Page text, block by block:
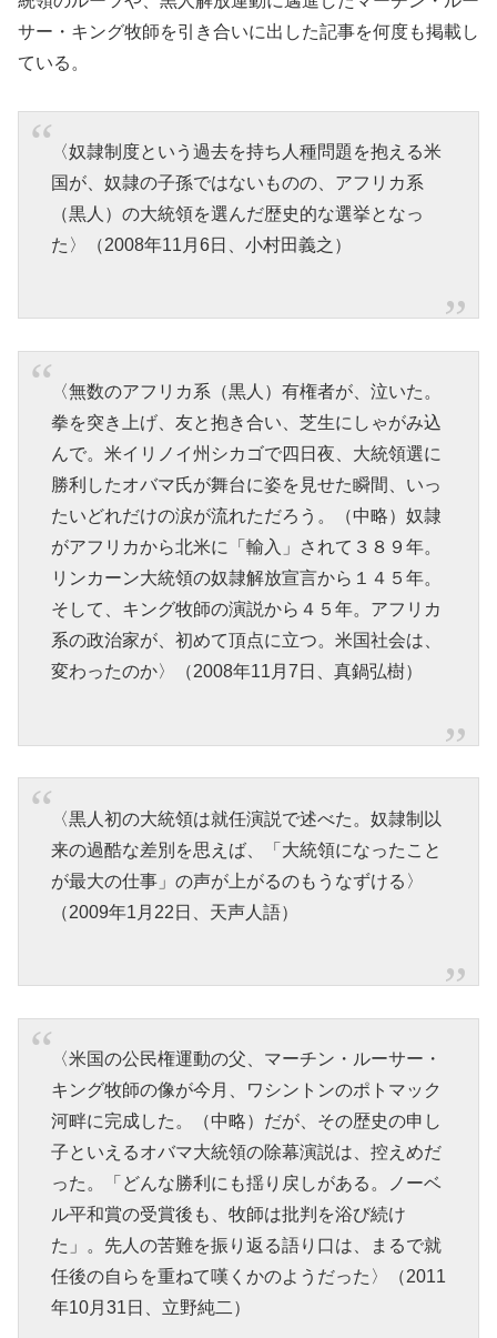
サー・キング牧師を引き合いに出した記事を何度も掲載し
ている。
〈奴隷制度という過去を持ち人種問題を抱える米
国が、奴隷の子孫ではないものの、アフリカ系
（黒人）の大統領を選んだ歴史的な選挙となっ
た〉（2008年11月6日、小村田義之）
〈無数のアフリカ系（黒人）有権者が、泣いた。
拳を突き上げ、友と抱き合い、芝生にしゃがみ込
んで。米イリノイ州シカゴで四日夜、大統領選に
勝利したオバマ氏が舞台に姿を見せた瞬間、いっ
たいどれだけの涙が流れただろう。（中略）奴隷
がアフリカから北米に「輸入」されて３８９年。
リンカーン大統領の奴隷解放宣言から１４５年。
そして、キング牧師の演説から４５年。アフリカ
系の政治家が、初めて頂点に立つ。米国社会は、
変わったのか〉（2008年11月7日、真鍋弘樹）
〈黒人初の大統領は就任演説で述べた。奴隷制以
来の過酷な差別を思えば、「大統領になったこと
が最大の仕事」の声が上がるのもうなずける〉
（2009年1月22日、天声人語）
〈米国の公民権運動の父、マーチン・ルーサー・
キング牧師の像が今月、ワシントンのポトマック
河畔に完成した。（中略）だが、その歴史の申し
子といえるオバマ大統領の除幕演説は、控えめだ
った。「どんな勝利にも揺り戻しがある。ノーベ
ル平和賞の受賞後も、牧師は批判を浴び続け
た」。先人の苦難を振り返る語り口は、まるで就
任後の自らを重ねて嘆くかのようだった〉（2011
年10月31日、立野純二）